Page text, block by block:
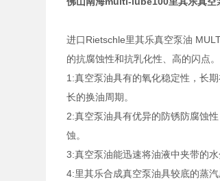
进口Rietschle里其乐真空泵油
的抗腐蚀性和抗乳化性、高的闪点
1:真空泵油具有的氧化稳定性，长
长的换油周期。
2:真空泵油具有优异的防锈防腐蚀
蚀。
3:真空泵油能迅速将油液中夹带的
4:里其乐合成真空泵油具较底的蒸